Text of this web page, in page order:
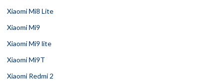
Xiaomi Mi8 Lite
Xiaomi Mi9
Xiaomi Mi9 lite
Xiaomi Mi9T
Xiaomi Redmi 2